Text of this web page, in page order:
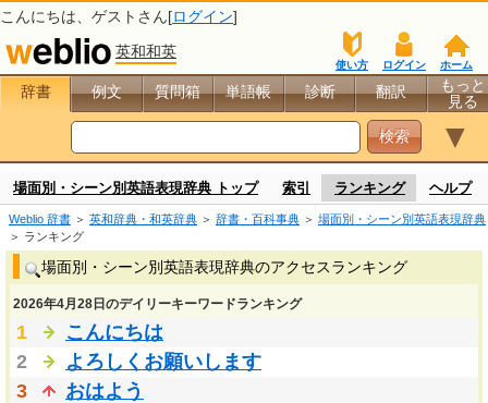
こんにちは、 ゲスト さん[ログイン]
英和和英
ホーム
ログイン
使い方
辞書 例文 質問箱 単語帳 診断 翻訳
もっと
見る
▼
場面別・シーン別英語表現辞典 トップ 索引 ランキング ヘルプ
Weblio 辞書 ＞ 英和辞典・和英辞典 ＞ 辞書・百科事典 ＞ 場面別・シーン別英語表現辞典
＞ ランキング
場面別・シーン別英語表現辞典のアクセスランキング
2026年4月28日のデイリーキーワードランキング
1
こんにちは
2
よろしくお願いします
3
おはよう